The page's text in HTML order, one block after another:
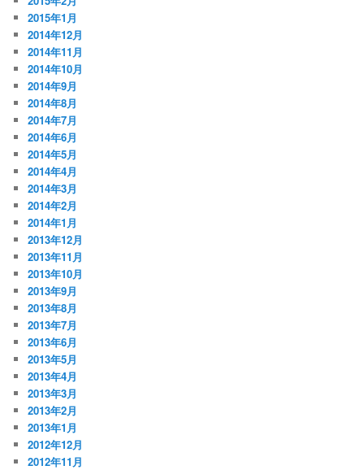
2015年1月
2014年12月
2014年11月
2014年10月
2014年9月
2014年8月
2014年7月
2014年6月
2014年5月
2014年4月
2014年3月
2014年2月
2014年1月
2013年12月
2013年11月
2013年10月
2013年9月
2013年8月
2013年7月
2013年6月
2013年5月
2013年4月
2013年3月
2013年2月
2013年1月
2012年12月
2012年11月